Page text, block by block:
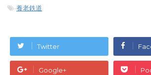
-養老鉄道
Twitter
Google+